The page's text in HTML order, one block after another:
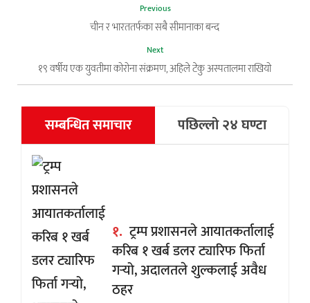
Previous
चीन र भारततर्फका सबै सीमानाका बन्द
Next
१९ वर्षीय एक युवतीमा कोरोना संक्रमण, अहिले टेकु अस्पतालमा राखियो
सम्बन्धित समाचार पछिल्लो २४ घण्टा
१. ट्रम्प प्रशासनले आयातकर्तालाई
करिब १ खर्ब डलर ट्यारिफ फिर्ता
गर्‍यो, अदालतले शुल्कलाई अवैध
ठहर